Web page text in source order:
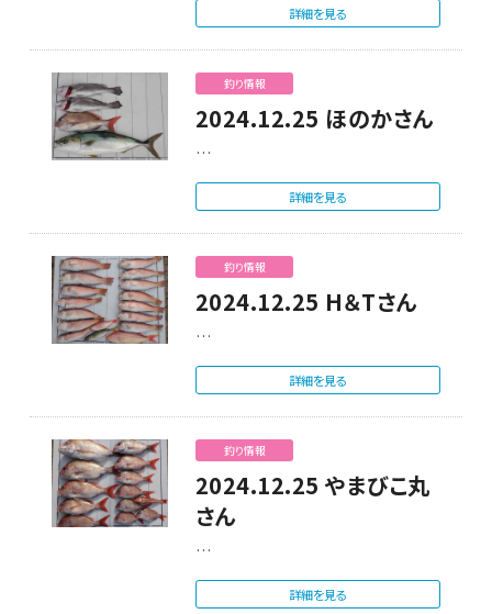
詳細を見る
釣り情報
2024.12.25 ほのかさん
…
詳細を見る
釣り情報
2024.12.25 H＆Tさん
…
詳細を見る
釣り情報
2024.12.25 やまびこ丸
さん
…
詳細を見る